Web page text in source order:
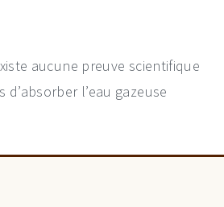
aucune preuve scientifique
l’eau gazeuse